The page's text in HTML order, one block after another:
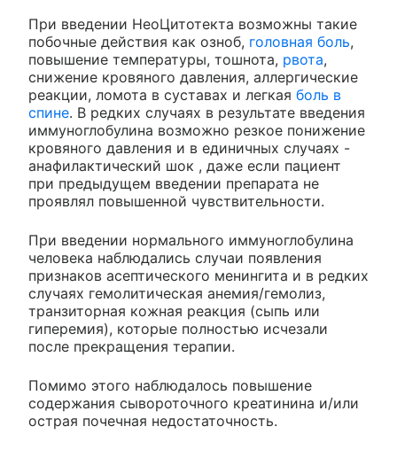
При введении НеоЦитотекта возможны такие
побочные действия как озноб, головная боль,
повышение температуры, тошнота, рвота,
снижение кровяного давления, аллергические
реакции, ломота в суставах и легкая боль в
спине. В редких случаях в результате введения
иммуноглобулина возможно резкое понижение
кровяного давления и в единичных случаях -
анафилактический шок , даже если пациент
при предыдущем введении препарата не
проявлял повышенной чувствительности.
При введении нормального иммуноглобулина
человека наблюдались случаи появления
признаков асептического менингита и в редких
случаях гемолитическая анемия/гемолиз,
транзиторная кожная реакция (сыпь или
гиперемия), которые полностью исчезали
после прекращения терапии.
Помимо этого наблюдалось повышение
содержания сывороточного креатинина и/или
острая почечная недостаточность.